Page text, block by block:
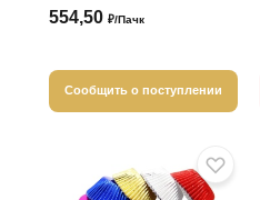
554,50 ₽/Пачк
Сообщить о поступлении